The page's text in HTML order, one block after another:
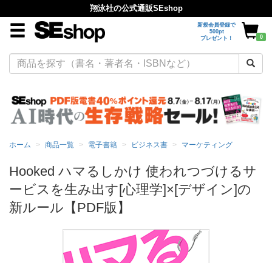
翔泳社の公式通販SEshop
新規会員登録で
500pt
プレゼント！
0
ホーム 商品一覧 電子書籍 ビジネス書 マーケティング
Hooked ハマるしかけ 使われつづけるサ
ービスを生み出す[心理学]×[デザイン]の
新ルール【PDF版】